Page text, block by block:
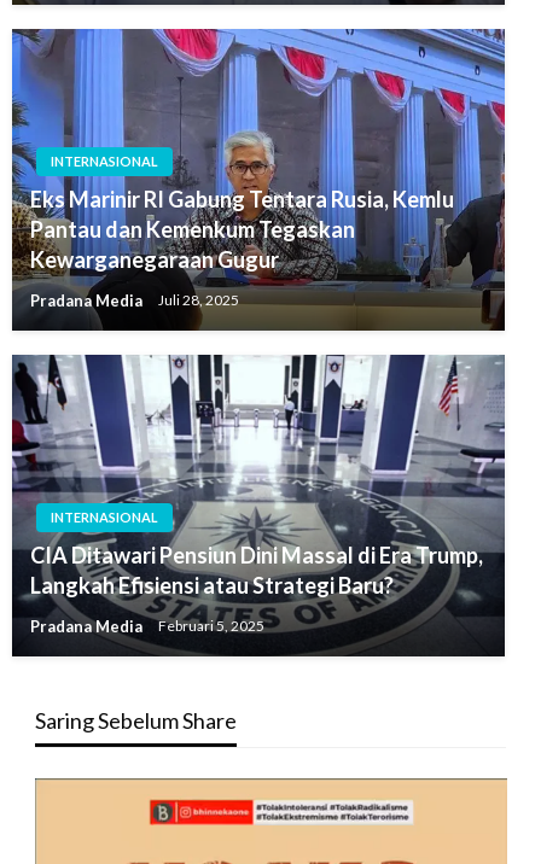
INTERNASIONAL
Eks Marinir RI Gabung Tentara Rusia, Kemlu
Pantau dan Kemenkum Tegaskan
Kewarganegaraan Gugur
Pradana Media Juli 28, 2025
INTERNASIONAL
CIA Ditawari Pensiun Dini Massal di Era Trump,
Langkah Efisiensi atau Strategi Baru?
Pradana Media Februari 5, 2025
Saring Sebelum Share